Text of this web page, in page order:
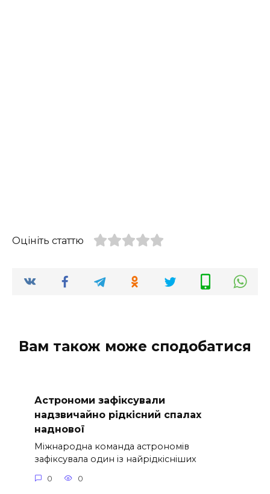
Оцініть статтю
Вам також може сподобатися
Астрономи зафіксували
надзвичайно рідкісний спалах
наднової
Міжнародна команда астрономів
зафіксувала один із найрідкісніших
0 0